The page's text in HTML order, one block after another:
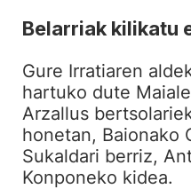
Belarriak kilikatu
Gure Irratiaren
hartuko dute
Arzallus
honetan, Baionako
Sukaldari berriz,
Konponeko kidea.